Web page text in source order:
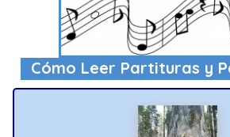
Cómo Leer Partituras y